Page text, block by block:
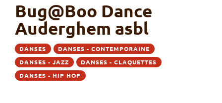
Bug@Boo Dance
Auderghem asbl
DANSES DANSES - CONTEMPORAINE
DANSES - JAZZ DANSES - CLAQUETTES
DANSES - HIP HOP